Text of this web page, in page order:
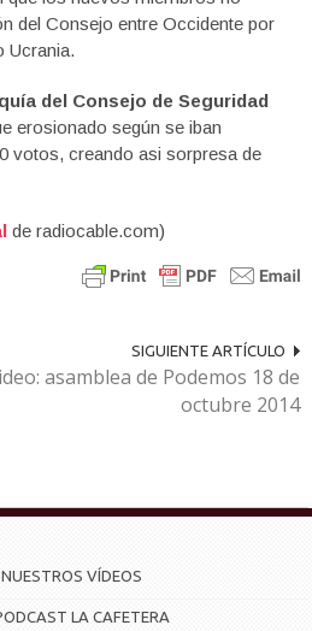
del Consejo entre Occidente por
Ucrania.
del Consejo de Seguridad
erosionado según se iban
votos, creando asi sorpresa de
de radiocable.com)
SIGUIENTE ARTÍCULO
asamblea de Podemos 18 de
octubre 2014
VÍDEOS
LA CAFETERA